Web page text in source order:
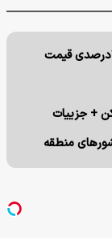
عقب‌نشینی سازندگان از بازار مسکن/ افزایش ۱۰۰درصدی قیمت
+ جزییات
منطقه